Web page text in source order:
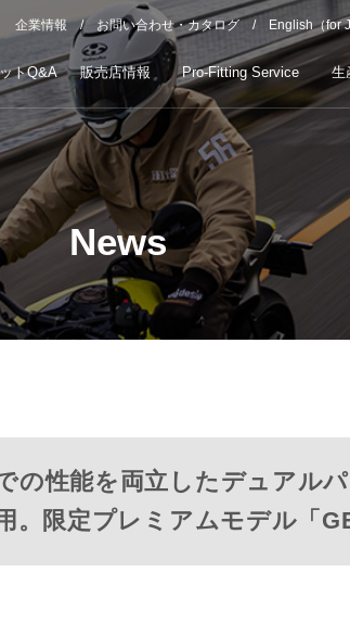
企業情報 お問い合わせ・カタログ English（for
トQ&A 販売店情報 Pro-Fitting Service 生
News
の性能を両立したデュアル
。限定プレミアムモデル「